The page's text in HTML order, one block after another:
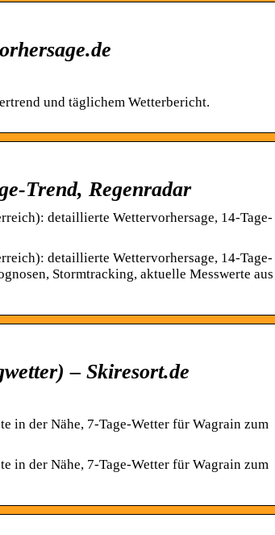
und täglichem Wetterbericht.
Trend, Regenradar
detaillierte Wettervorhersage, 14-Tage-
detaillierte Wettervorhersage, 14-Tage-
Stormtracking, aktuelle Messwerte aus
– Skiresort.de
in der Nähe, 7-Tage-Wetter für Wagrain zum
in der Nähe, 7-Tage-Wetter für Wagrain zum